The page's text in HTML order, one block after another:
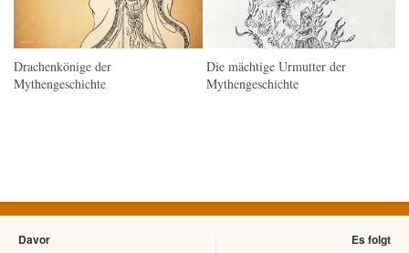
Drachenkönige der
Mythengeschichte
Die mächtige Urmutter der
Mythengeschichte
Davor Es folgt